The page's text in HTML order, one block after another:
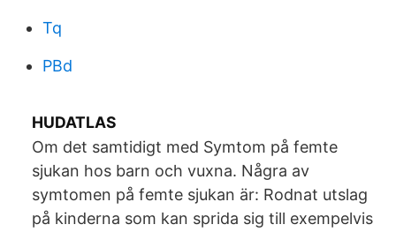
Tq
PBd
HUDATLAS
Om det samtidigt med Symtom på femte
sjukan hos barn och vuxna. Några av
symtomen på femte sjukan är: Rodnat utslag
på kinderna som kan sprida sig till exempelvis